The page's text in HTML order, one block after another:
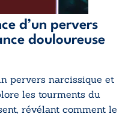
d’un pervers
douloureuse
pervers narcissique et
les tourments du
révélant comment le